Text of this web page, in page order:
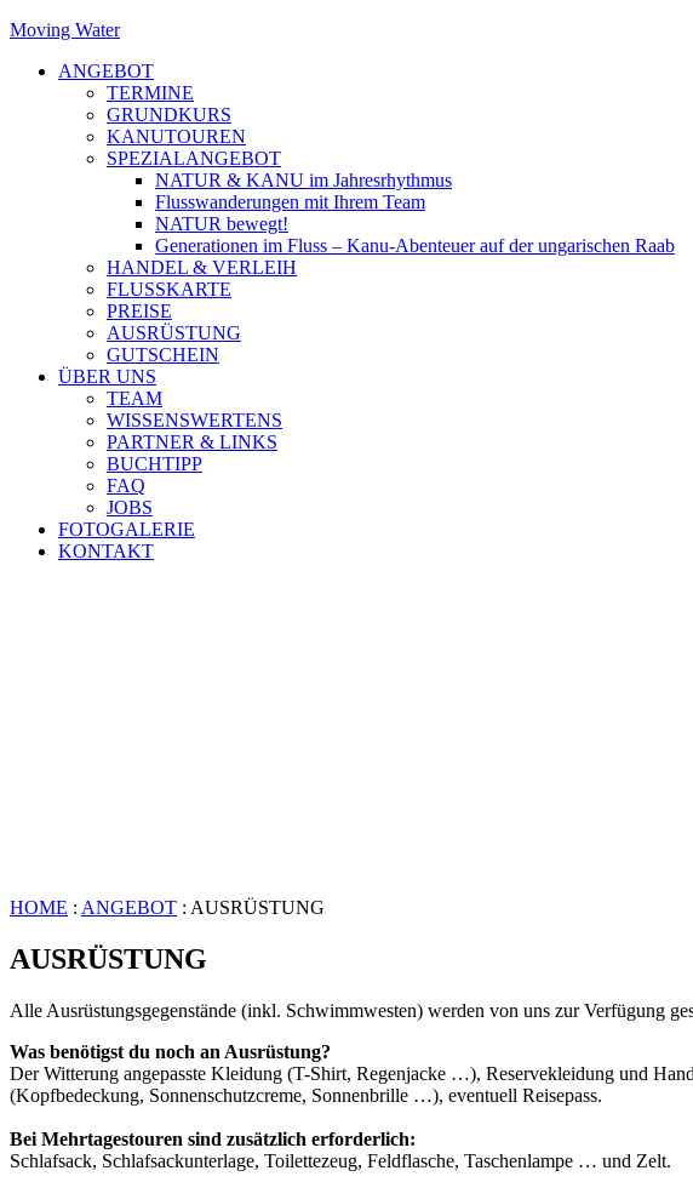
Moving Water
ANGEBOT
TERMINE
GRUNDKURS
KANUTOUREN
SPEZIALANGEBOT
NATUR & KANU im Jahresrhythmus
Flusswanderungen mit Ihrem Team
NATUR bewegt!
Generationen im Fluss – Kanu-Abenteuer auf der ungarischen Raab
HANDEL & VERLEIH
FLUSSKARTE
PREISE
AUSRÜSTUNG
GUTSCHEIN
ÜBER UNS
TEAM
WISSENSWERTENS
PARTNER & LINKS
BUCHTIPP
FAQ
JOBS
FOTOGALERIE
KONTAKT
HOME : ANGEBOT : AUSRÜSTUNG
AUSRÜSTUNG
Alle Ausrüstungsgegenstände (inkl. Schwimmwesten) werden von uns zur Verfügung
Was benötigst du noch an Ausrüstung?
Der Witterung angepasste Kleidung (T-Shirt, Regenjacke …), Reservekleidung und
(Kopfbedeckung, Sonnenschutzcreme, Sonnenbrille …), eventuell Reisepass.
Bei Mehrtagestouren sind zusätzlich erforderlich:
Schlafsack, Schlafsackunterlage, Toilettezeug, Feldflasche, Taschenlampe … und Zelt.